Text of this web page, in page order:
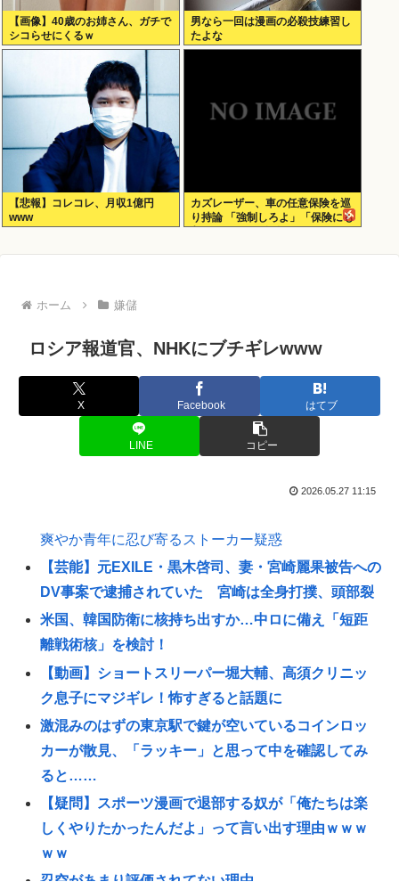
【画像】40歳のお姉さん、ガチで
シコらせにくるｗ
男なら一回は漫画の必殺技練習し
たよな
【悲報】コレコレ、月収1億円
www
カズレーザー、車の任意保険を巡
り持論 「強制しろよ」「保険にも
ホーム 嫌儲
ロシア報道官、NHKにブチギレwww
X Facebook はてブ
LINE コピー
2026.05.27 11:15
爽やか青年に忍び寄るストーカー疑惑
【芸能】元EXILE・黒木啓司、妻・宮崎麗果被告への
DV事案で逮捕されていた 宮崎は全身打撲、頭部裂
米国、韓国防衛に核持ち出すか…中ロに備え「短距
離戦術核」を検討！
【動画】ショートスリーパー堀大輔、高須クリニッ
ク息子にマジギレ！怖すぎると話題に
激混みのはずの東京駅で鍵が空いているコインロッ
カーが散見、「ラッキー」と思って中を確認してみ
ると……
【疑問】スポーツ漫画で退部する奴が「俺たちは楽
しくやりたかったんだよ」って言い出す理由ｗｗｗ
ｗｗ
忍空があまり評価されてない理由